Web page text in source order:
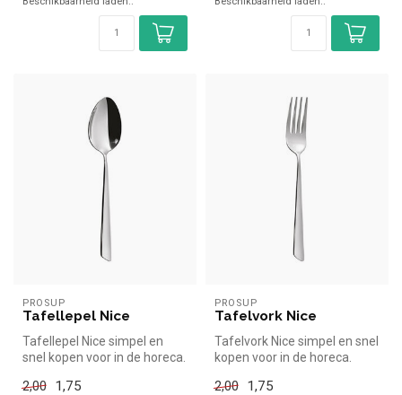
PROSUP
Tafellepel Nice
Tafellepel Nice simpel en
snel kopen voor in de horeca.
2,00
1,75
PROSUP
Tafelvork Nice
Tafelvork Nice simpel en snel
kopen voor in de horeca.
2,00
1,75